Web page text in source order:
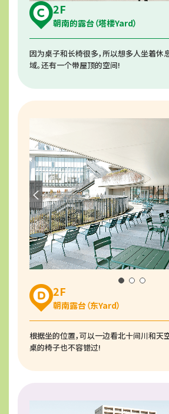
2F
朝南的露台（塔楼Yard）
因为桌子和长椅很多，所以想多人坐着休
域。还有一个带屋顶的空间!
2F
朝南露台（东Yard）
根据坐的位置，可以一边看北十间川和天
桌的椅子也不容错过!